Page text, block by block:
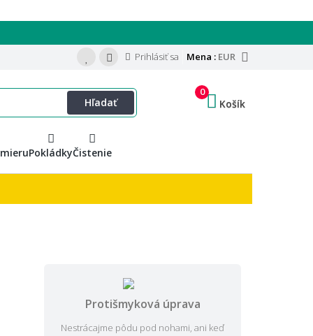
Mena : EUR
Prihlásiť sa
Hľadať
0
Košík
PokládkyČistenie
Protišmyková úprava
Nestrácajme pôdu pod nohami, ani keď